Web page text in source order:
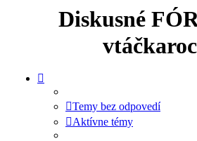
Diskusné
Temy bez odpovedí
Aktívne témy